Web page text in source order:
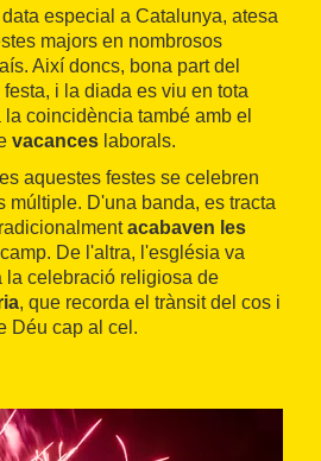
especial a Catalunya, atesa
majors en nombrosos
Així doncs, bona part del
i la diada es viu en tota
coincidència també amb el
vacances laborals.
aquestes festes se celebren
múltiple. D'una banda, es tracta
acabaven les
De l'altra, l'església va
la celebració religiosa de
, que recorda el trànsit del cos i
Déu cap al cel.